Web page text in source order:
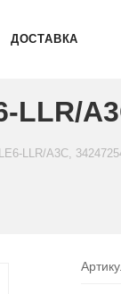
ДОСТАВКА
LLR/A3C,